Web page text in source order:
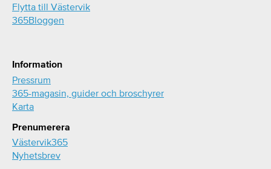
Flytta till Västervik
365Bloggen
Information
Pressrum
365-magasin, guider och broschyrer
Karta
Prenumerera
Västervik365
Nyhetsbrev